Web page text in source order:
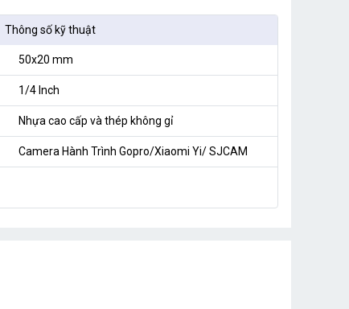
Thông số kỹ thuật
50x20 mm
1/4 Inch
Nhựa cao cấp và thép không gỉ
Camera Hành Trình Gopro/Xiaomi Yi/ SJCAM